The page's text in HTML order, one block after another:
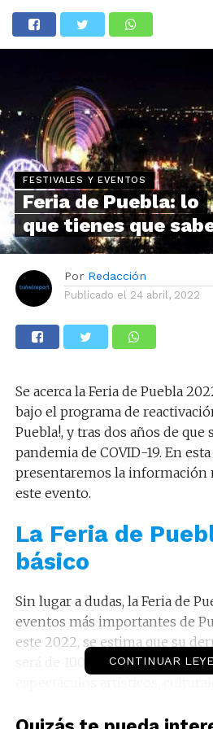
FESTIVALES Y EVENTOS
Feria de Puebla: lo
que tienes que
Por Redacción
Publicado el 24 abril, 2022
Se acerca la Feria de Puebla
bajo el programa de
Puebla!, y tras dos años de
pandemia de COVID-19. En
presentaremos la información
este evento.
La Feria de
básico
Sin lugar a dudas, la Feria de
eventos más importantes de
este 2022, se estima que su
será de 100 millones de pesos.
visitantes, turistas y residentes
CONTINUAR